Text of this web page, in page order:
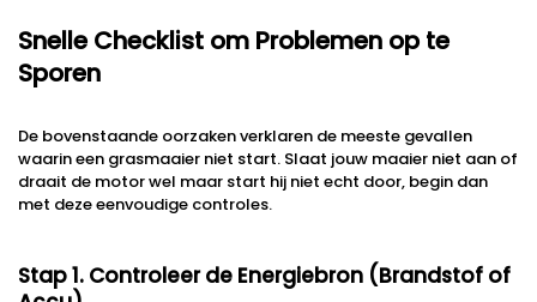
Snelle Checklist om Problemen op te
Sporen
De bovenstaande oorzaken verklaren de meeste gevallen
waarin een grasmaaier niet start. Slaat jouw maaier niet aan of
draait de motor wel maar start hij niet echt door, begin dan
met deze eenvoudige controles.
Stap 1. Controleer de Energiebron (Brandstof of